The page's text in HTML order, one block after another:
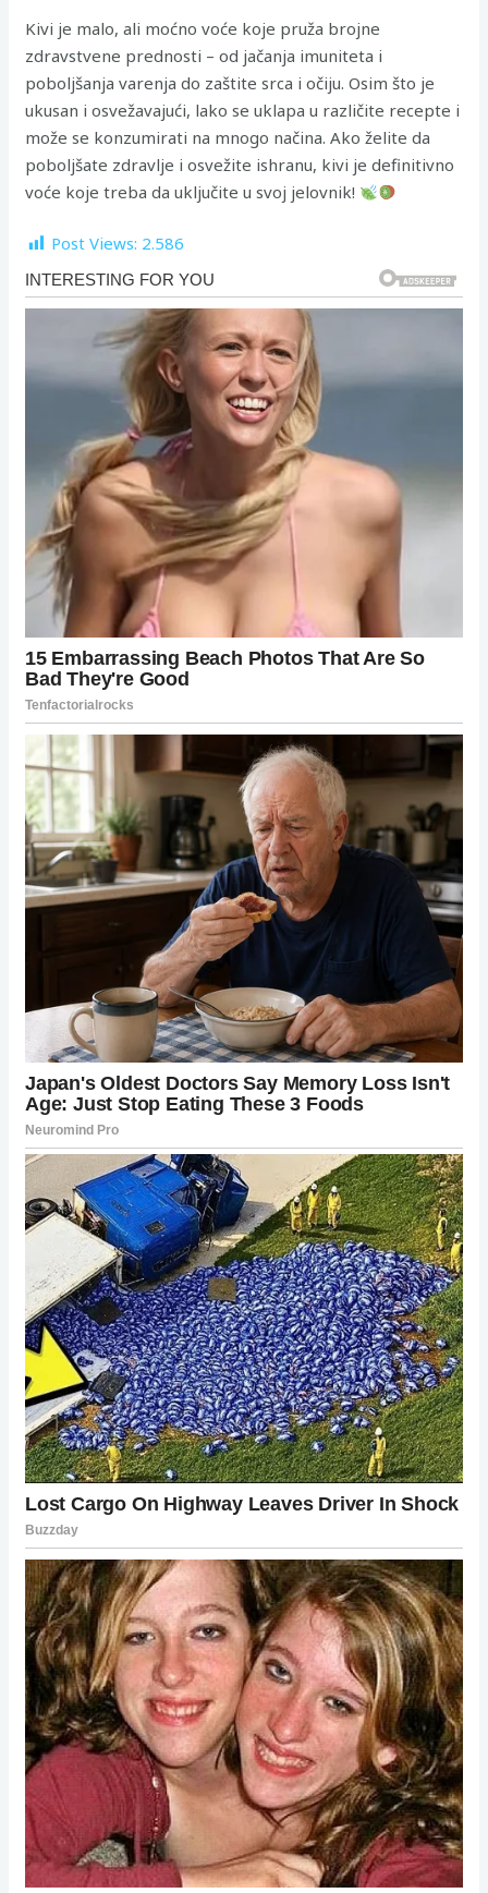
Kivi je malo, ali moćno voće koje pruža brojne
zdravstvene prednosti – od jačanja imuniteta i
poboljšanja varenja do zaštite srca i očiju. Osim što je
ukusan i osvežavajući, lako se uklapa u različite recepte i
može se konzumirati na mnogo načina. Ako želite da
poboljšate zdravlje i osvežite ishranu, kivi je definitivno
voće koje treba da uključite u svoj jelovnik!
Post Views: 2.586